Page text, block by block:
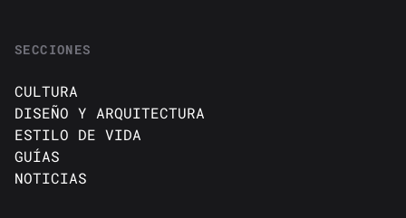
SECCIONES
CULTURA
DISEÑO Y ARQUITECTURA
ESTILO DE VIDA
GUÍAS
NOTICIAS